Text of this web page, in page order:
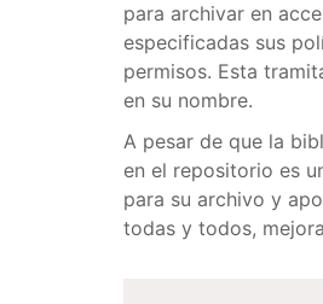
para archivar en
especificadas sus
permisos. Esta
en su nombre.
A pesar de que la
en el repositorio es
para su archivo y
todas y todos,